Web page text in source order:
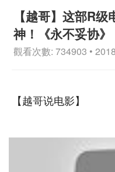
【越哥】这部R
神！《永不妥协》
觀看次數: 734903 •
【越哥说电影】